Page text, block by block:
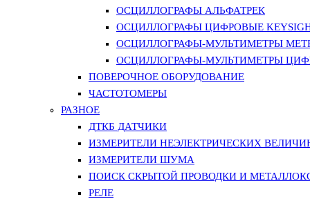
ОСЦИЛЛОГРАФЫ АЛЬФАТРЕК
ОСЦИЛЛОГРАФЫ ЦИФРОВЫЕ KEYSIGHT
ОСЦИЛЛОГРАФЫ-МУЛЬТИМЕТРЫ
ОСЦИЛЛОГРАФЫ-МУЛЬТИМЕТРЫ
ПОВЕРОЧНОЕ ОБОРУДОВАНИЕ
ЧАСТОТОМЕРЫ
РАЗНОЕ
ДТКБ ДАТЧИКИ
ИЗМЕРИТЕЛИ НЕЭЛЕКТРИЧЕСКИХ
ИЗМЕРИТЕЛИ ШУМА
ПОИСК СКРЫТОЙ ПРОВОДКИ И
РЕЛЕ